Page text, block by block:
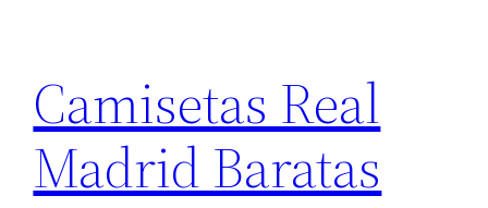
contenido
Camisetas Real
Madrid Baratas